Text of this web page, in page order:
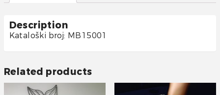
Description
Kataloški broj: MB15001
Related products